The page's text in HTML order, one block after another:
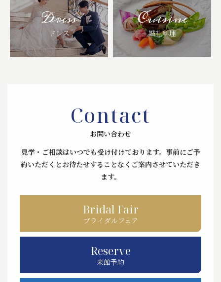
Dress
ドレス
Cuisine
婚礼料理
Contact
お問い合わせ
見学・ご相談はいつでも受け付けております。 事前にご予
約いただくとお待たせすることなくご案内させていただき
ます。
Bridal Fair
ブライダルフェア
Reserve
来館予約